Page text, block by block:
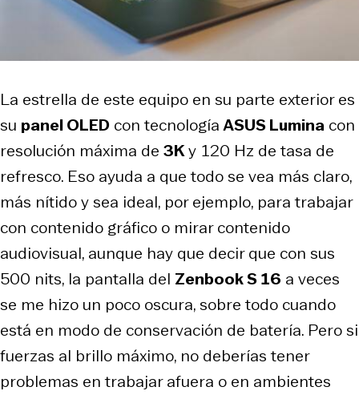
La estrella de este equipo en su parte exterior es
su panel OLED con tecnologíaASUS Lumina con
resolución máxima de 3Ky 120 Hz de tasa de
refresco. Eso ayuda a que todo se vea más claro,
más nítido y sea ideal, por ejemplo, para trabajar
con contenido gráfico o mirar contenido
audiovisual, aunque hay que decir que con sus
500 nits, la pantalla del Zenbook S 16 a veces
se me hizo un poco oscura, sobre todo cuando
está en modo de conservación de batería. Pero si
fuerzas al brillo máximo, no deberías tener
problemas en trabajar afuera o en ambientes